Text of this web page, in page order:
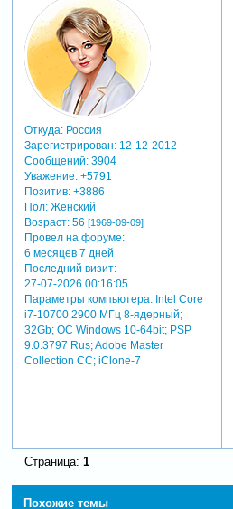
Откуда:Россия
Зарегистрирован: 12-12-2012
Сообщений:3904
Уважение: +5791
Позитив: +3886
Пол:Женский
Возраст:56 [1969-09-09]
Провел на форуме:
6 месяцев 7 дней
Последний визит:
27-07-2026 00:16:05
Параметры компьютера:Intel Core
i7-10700 2900 МГц 8-ядерный;
32Gb; ОС Windows 10-64bit; PSP
9.0.3797 Rus; Adobe Master
Collection СС; iClone-7
Страница: 1
Похожие темы